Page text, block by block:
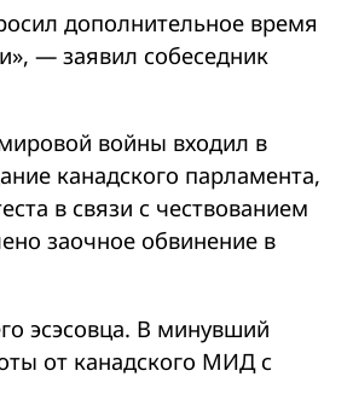
дополнительное время
— заявил собеседник
войны входил в
канадского парламента,
в связи с чествованием
заочное обвинение в
эсэсовца. В минувший
от канадского МИД с